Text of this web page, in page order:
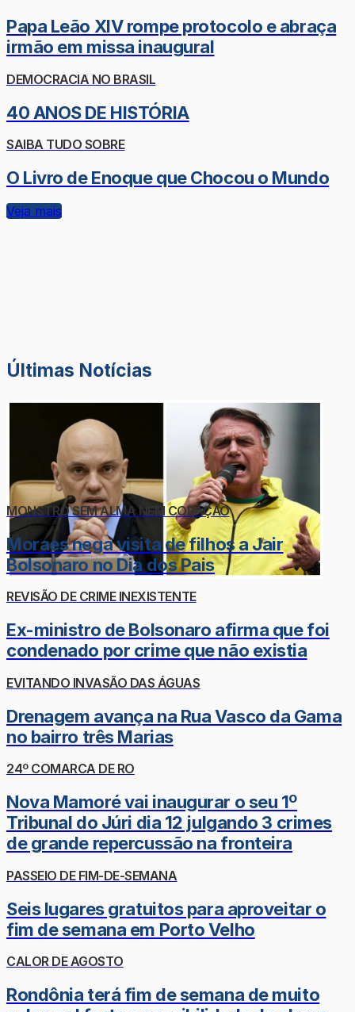
Papa Leão XIV rompe protocolo e abraça
irmão em missa inaugural
DEMOCRACIA NO BRASIL
40 ANOS DE HISTÓRIA
SAIBA TUDO SOBRE
O Livro de Enoque que Chocou o Mundo
Veja mais
Últimas Notícias
MONSTRO SEM ALMA NEM CORAÇÃO
Moraes nega visita de filhos a Jair
Bolsonaro no Dia dos Pais
REVISÃO DE CRIME INEXISTENTE
Ex-ministro de Bolsonaro afirma que foi
condenado por crime que não existia
EVITANDO INVASÃO DAS ÁGUAS
Drenagem avança na Rua Vasco da Gama
no bairro três Marias
24º COMARCA DE RO
Nova Mamoré vai inaugurar o seu 1º
Tribunal do Júri dia 12 julgando 3 crimes
de grande repercussão na fronteira
PASSEIO DE FIM-DE-SEMANA
Seis lugares gratuitos para aproveitar o
fim de semana em Porto Velho
CALOR DE AGOSTO
Rondônia terá fim de semana de muito